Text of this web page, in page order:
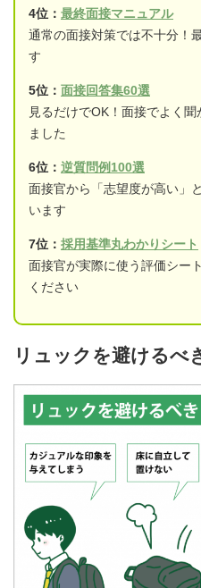
4位： 最終面接マニュアル
通常の面接対策では不十分！
す
5位： 面接回答集60選
見るだけでOK！面接でよく
ました
6位： 逆質問例100選
面接官から「志望度が高い」
います
7位： 採用基準丸わかりシート
面接官が実際に使う評価シー
ください
リュックを避けるべ